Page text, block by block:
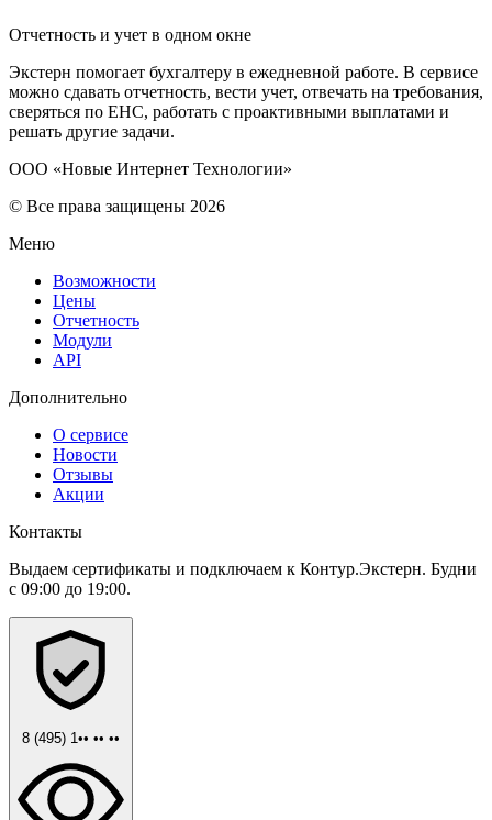
Отчетность и учет в одном окне
Экстерн помогает бухгалтеру в ежедневной работе. В сервисе
можно сдавать отчетность, вести учет, отвечать на требования,
сверяться по ЕНС, работать с проактивными выплатами и
решать другие задачи.
ООО «Новые Интернет Технологии»
© Все права защищены 2026
Меню
Возможности
Цены
Отчетность
Модули
API
Дополнительно
О сервисе
Новости
Отзывы
Акции
Контакты
Выдаем сертификаты и подключаем к Контур.Экстерн. Будни
с 09:00 до 19:00.
8 (495) 1•• •• ••